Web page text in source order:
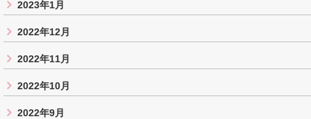
2023年1月
2022年12月
2022年11月
2022年10月
2022年9月